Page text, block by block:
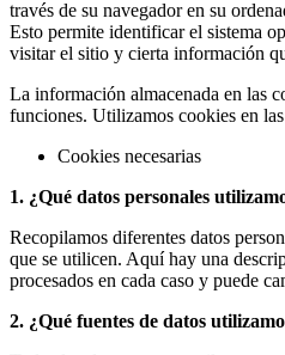
través de su navegador en su
Esto permite identificar el sistema
visitar el sitio y cierta información
La información almacenada en las
funciones. Utilizamos cookies en
Cookies necesarias
1. ¿Qué datos personales
Recopilamos diferentes datos
que se utilicen. Aquí hay una
procesados ​​en cada caso y puede
2. ¿Qué fuentes de datos